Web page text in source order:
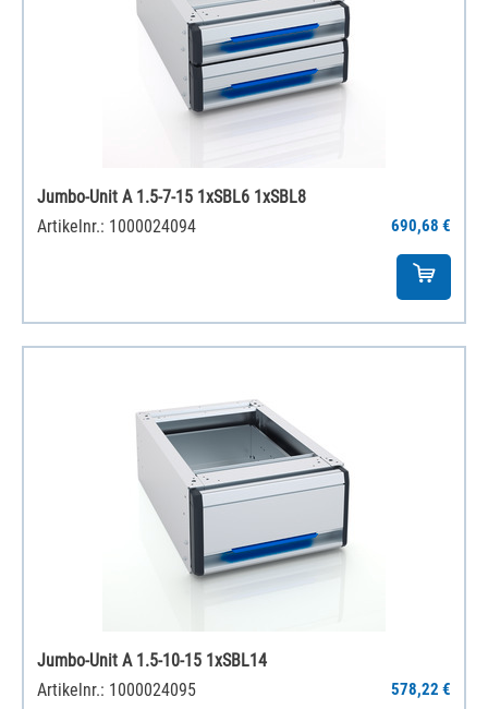
Jumbo-Unit A 1.5-7-15 1xSBL6 1xSBL8
Artikelnr.: 1000024094
690,68 €
Jumbo-Unit A 1.5-10-15 1xSBL14
Artikelnr.: 1000024095
578,22 €